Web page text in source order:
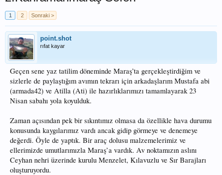
1 2 Sonraki >
point.shot
rıfat kayar
Geçen sene yaz tatilim döneminde Maraş’ta gerçekleştirdiğim ve
sizlerle de paylaştığım avımın tekrarı için arkadaşlarım Mustafa abi
(armada42) ve Atilla (Ati) ile hazırlıklarımızı tamamlayarak 23
Nisan sabahı yola koyulduk.
Zaman açısından pek bir sıkıntımız olmasa da özellikle hava durumu
konusunda kaygılarımız vardı ancak gidip görmeye ve denemeye
değerdi. Öyle de yaptık. Bir araç dolusu malzemelerimiz ve
ellerimizde umutlarımızla Maraş’a vardık. Av noktamızın aslını
Ceyhan nehri üzerinde kurulu Menzelet, Kılavuzlu ve Sır Barajları
oluşturuyordu.